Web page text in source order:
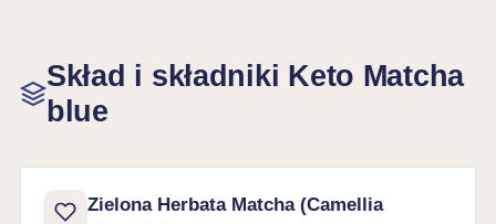
Skład i składniki Keto Matcha
blue
Zielona Herbata Matcha (Camellia